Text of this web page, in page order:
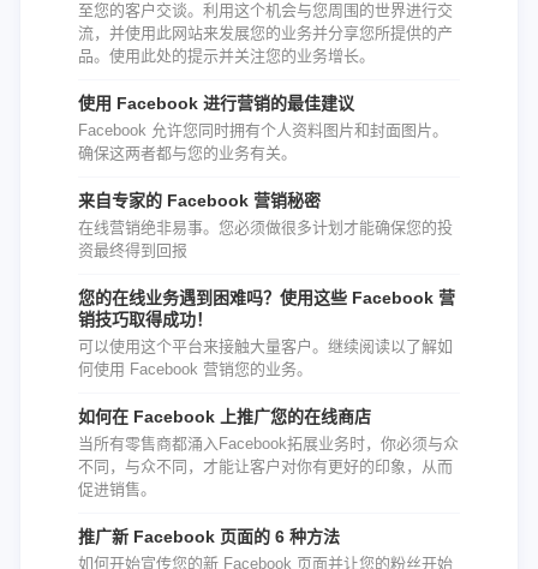
至您的客户交谈。利用这个机会与您周围的世界进行交
流，并使用此网站来发展您的业务并分享您所提供的产
品。使用此处的提示并关注您的业务增长。
使用 Facebook 进行营销的最佳建议
Facebook 允许您同时拥有个人资料图片和封面图片。
确保这两者都与您的业务有关。
来自专家的 Facebook 营销秘密
在线营销绝非易事。您必须做很多计划才能确保您的投
资最终得到回报
您的在线业务遇到困难吗？使用这些 Facebook 营
销技巧取得成功！
可以使用这个平台来接触大量客户。继续阅读以了解如
何使用 Facebook 营销您的业务。
如何在 Facebook 上推广您的在线商店
当所有零售商都涌入Facebook拓展业务时，你必须与众
不同，与众不同，才能让客户对你有更好的印象，从而
促进销售。
推广新 Facebook 页面的 6 种方法
如何开始宣传您的新 Facebook 页面并让您的粉丝开始